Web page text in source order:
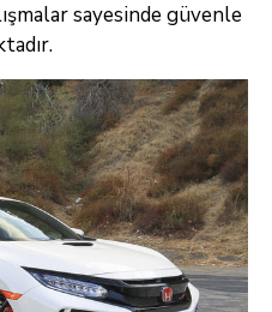
sayesinde güvenle